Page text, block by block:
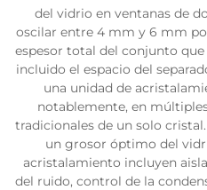
del vidrio en ventanas de
oscilar entre 4 mm y 6 mm
espesor total del conjunto
incluido el espacio del
una unidad de
notablemente, en
tradicionales de un solo
un grosor óptimo del
acristalamiento incluyen
del ruido, control de la